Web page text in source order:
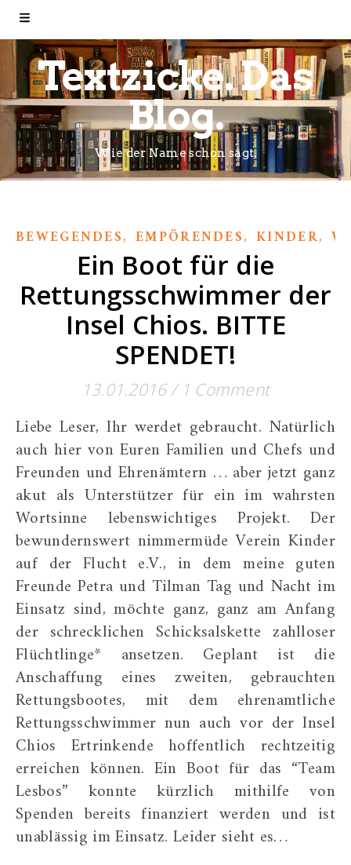
Textzicke. Das
Blog.
Wie der Name schon sagt.
BEWEGENDES, EMPÖRENDES, KINDER,
Ein Boot für die
Rettungsschwimmer der
Insel Chios. BITTE
SPENDET!
13.01.2016/ 1 Comment
Liebe Leser, Ihr werdet gebraucht. Natürlich
auch hier von Euren Familien und Chefs und
Freunden und Ehrenämtern … aber jetzt ganz
akut als Unterstützer für ein im wahrsten
Wortsinne lebenswichtiges Projekt. Der
bewundernswert nimmermüde Verein Kinder
auf der Flucht e.V., in dem meine guten
Freunde Petra und Tilman Tag und Nacht im
Einsatz sind, möchte ganz, ganz am Anfang
der schrecklichen Schicksalskette zahlloser
Flüchtlinge* ansetzen. Geplant ist die
Anschaffung eines zweiten, gebrauchten
Rettungsbootes, mit dem ehrenamtliche
Rettungsschwimmer nun auch vor der Insel
Chios Ertrinkende hoffentlich rechtzeitig
erreichen können. Ein Boot für das “Team
Lesbos” konnte kürzlich mithilfe von
Spenden bereits finanziert werden und ist
unablässig im Einsatz. Leider sieht es…